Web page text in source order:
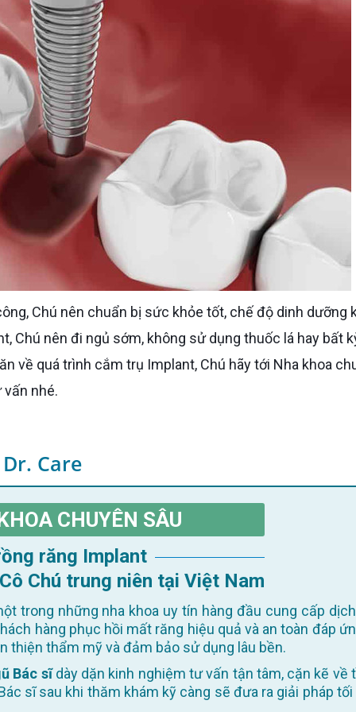
Chú nên đi ngủ sớm, không sử dụng thuốc lá hay bất
về quá trình cắm trụ Implant, Chú hãy tới Nha khoa
nhé.
Care
CHUYÊN SÂU
răng Implant
Cô Chú trung niên tại Việt Nam
trong những nha khoa uy tín hàng đầu cung cấp
hàng phục hồi mất răng hiệu quả và an toàn đáp
thiện thẩm mỹ và đảm bảo sử dụng lâu bền.
Bác sĩdày dặn kinh nghiệm tư vấn tận tâm, cặn kẽ về
sĩ sau khi thăm khám kỹ càng sẽ đưa ra giải pháp tối